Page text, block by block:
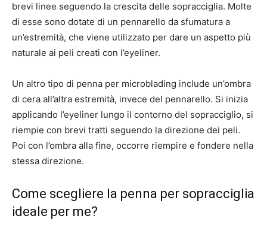
brevi linee seguendo la crescita delle sopracciglia. Molte
di esse sono dotate di un pennarello da sfumatura a
un’estremità, che viene utilizzato per dare un aspetto più
naturale ai peli creati con l’eyeliner.
Un altro tipo di penna per microblading include un’ombra
di cera all’altra estremità, invece del pennarello. Si inizia
applicando l’eyeliner lungo il contorno del sopracciglio, si
riempie con brevi tratti seguendo la direzione dei peli.
Poi con l’ombra alla fine, occorre riempire e fondere nella
stessa direzione.
Come scegliere la penna per sopracciglia
ideale per me?